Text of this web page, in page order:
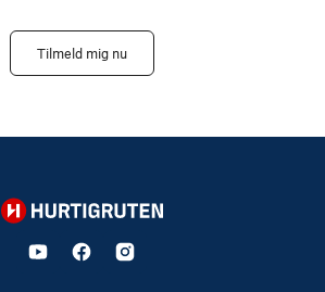
Tilmeld mig nu
Hurtigruten